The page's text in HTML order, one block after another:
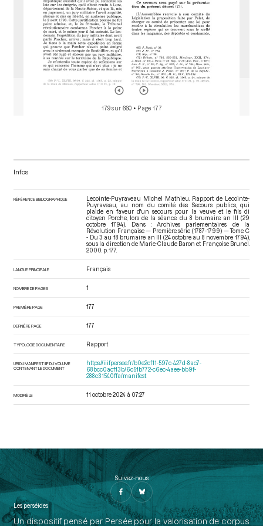
179 sur 660 • Page 177
Infos
RÉFÉRENCE BIBLIOGRAPHIQUE
Lecointe-Puyraveau Michel Mathieu. Rapport de Lecointe-
Puyraveau, au nom du comité des Secours publics, qui
plaide en faveur d'un secours pour la veuve et le fils di
citoyen Porche, lors de la séance du 8 brumaire an III (29
octobre 1794). Dans : Archives parlementaires de la
Révolution Française — Première série (1787-1799) — Tome C
- Du 3 au 18 brumaire an III (24 octobre au 8 novembre 1794),
sous la direction de Marie-Claude Baron et Françoise Brunel.
2000. p. 177.
LANGUE PRINCIPALE Français
NOMBRE DE PAGES 1
PREMIÈRE PAGE 177
DERNIÈRE PAGE 177
TYPOLOGIE DOCUMENTAIRE Rapport
URI DU MANIFEST IIIF DU VOLUME
CONTENANT LE DOCUMENT
https://iiif.persee.fr/b0e2cf11-597c-427d-8ac7-
68bcc0acf13b/6c51b772-c6ec-4aee-bb9f-
288c31540ffa/manifest
MODIFIÉ LE 11 octobre 2024 à 07:27
Suivez-nous
Les perséides
Un dispositif pensé par Persée pour la valorisation de corpus